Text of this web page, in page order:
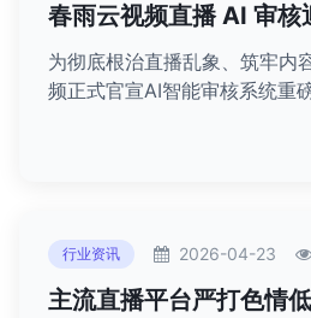
春雨云视频直播 AI 审核
为彻底根治直播乱象、筑牢内
频正式官宣AI智能审核系统重
法模型、识别维度、风控机
播行业划定史上最严格内容红线
行业资讯 2026-04-23
主流直播平台严打色情